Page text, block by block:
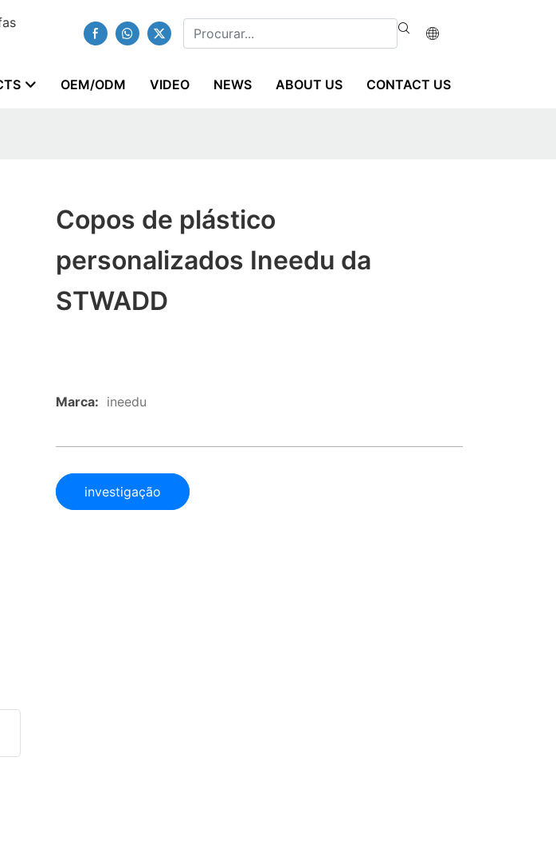
OEM/ODM VIDEO NEWS ABOUT US CONTACT US
Copos de plástico
personalizados Ineedu da
STWADD
Marca: ineedu
investigação